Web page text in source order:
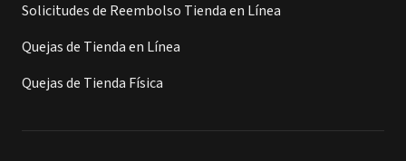
Solicitudes de Reembolso Tienda en Línea
Quejas de Tienda en Línea
Quejas de Tienda Física